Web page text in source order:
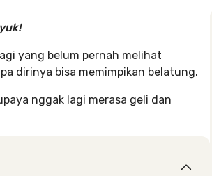
yang belum pernah melihat
dirinya bisa memimpikan belatung.
nggak lagi merasa geli dan